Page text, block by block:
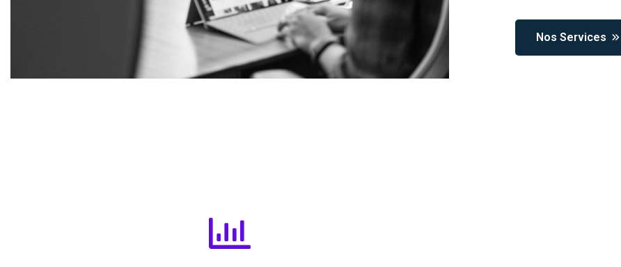
Nos Services